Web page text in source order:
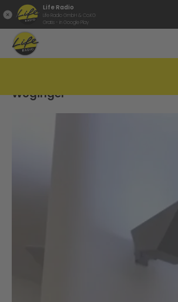
Life Radio
Life Radio GmbH & Co.KG
Gratis - in Google Play
Wöginger